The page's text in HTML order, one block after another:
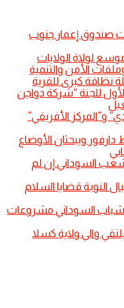
صندوق إعمار جنوب
لولاة الولايات
الأمن والتنمية
نظافة كبرى للقرية
الأول للجنة “شركة دواجن
و”المركز الأفريقي”
ويبحثان الأوضاع
السوداني إن لم
النوبة قضايا السلام
الشباب السوداني مشروعات
يلتقي والي ولاية كسلا